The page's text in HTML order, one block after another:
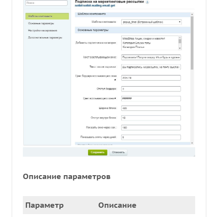
Описание параметров
Параметр
Описание